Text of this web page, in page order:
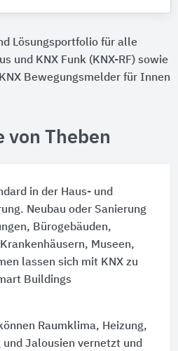
Lösungsportfolio für alle
und KNX Funk (KNX-RF) sowie
Bewegungsmelder für Innen
von Theben
in der Haus- und
Neubau oder Sanierung
Bürogebäuden,
Museen,
lassen sich mit KNX zu
Buildings
Raumklima, Heizung,
Jalousien vernetzt und